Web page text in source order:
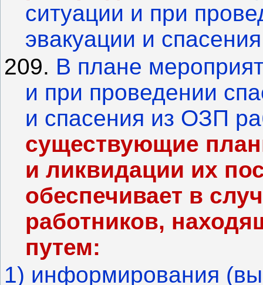
ситуации и при
эвакуации и
209. В плане
и при проведении
и спасения из ОЗП
существующие
и ликвидации их
обеспечивает в
работников,
путем:
1) информирования